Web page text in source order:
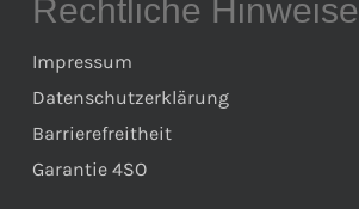
Rechtliche Hinweise
Impressum
Datenschutzerklärung
Barrierefreitheit
Garantie 4SO